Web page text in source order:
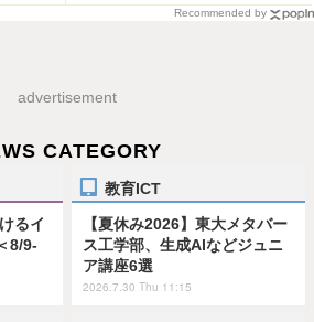
Recommended by
advertisement
CATEGORY
るイ
8/9-
教育ICT
【夏休み2026】東大メタバー
ス工学部、生成AIなどジュニ
ア講座6選
2026.7.30 Thu 11:15